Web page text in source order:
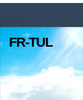
FR-TUL